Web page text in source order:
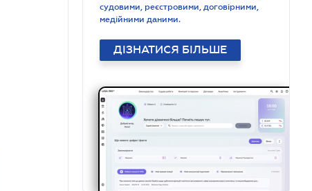
судовими, реєстровими, договірними,
медійними даними.
ДІЗНАТИСЯ БІЛЬШЕ